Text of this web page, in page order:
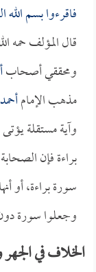
فاقرءوا بسم الله
قال المؤلف حمه
ومحققي أصحاب
مذهب الإمامأحمد
وآية مستقلة
براءة فإن
سورة براءة، أو
وجعلوا سورة
الخلاف في